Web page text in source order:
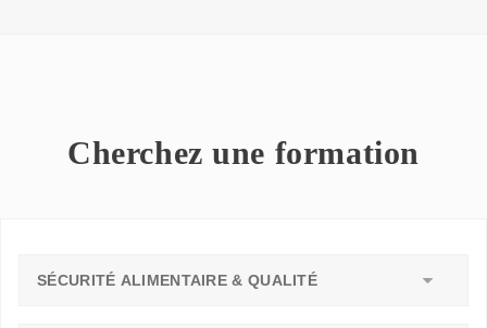
Cherchez une formation
SÉCURITÉ ALIMENTAIRE & QUALITÉ